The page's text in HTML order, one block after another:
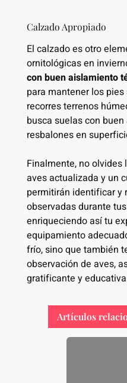
Calzado Apropiado
El calzado es otro
ornitológicas en
con buen aislamiento
para mantener los
recorres terrenos
busca suelas con
resbalones en
Finalmente, no olvides
aves actualizada y un
permitirán identificar y
observadas durante
enriqueciendo así tu
equipamiento
frío, sino que también
observación de aves,
gratificante y
Artículos